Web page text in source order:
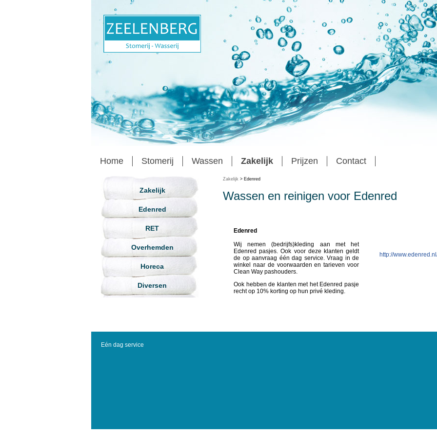
Home Stomerij Wassen Zakelijk Prijzen Contact
Zakelijk
Edenred
RET
Overhemden
Horeca
Diversen
Zakelijk > Edenred
Wassen en reinigen voor Edenred
Edenred
Wij nemen (bedrijfs)kleding aan met het
Edenred pasjes. Ook voor deze klanten geldt
de op aanvraag één dag service. Vraag in de
winkel naar de voorwaarden en tarieven voor
Clean Way pashouders.
Ook hebben de klanten met het Edenred pasje
recht op 10% korting op hun privé kleding.
http://
Eén dag service